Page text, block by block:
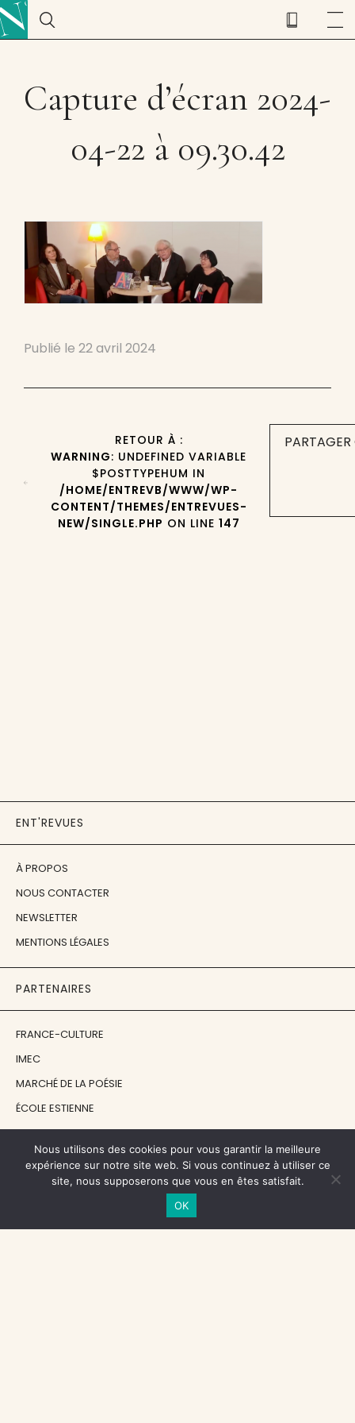
Capture d’écran 2024-
04-22 à 09.30.42
Publié le 22 avril 2024
RETOUR À :
WARNING: UNDEFINED VARIABLE
$POSTTYPEHUM IN
/HOME/ENTREVB/WWW/WP-
CONTENT/THEMES/ENTREVUES-
NEW/SINGLE.PHP ON LINE 147
ENT'REVUES
À PROPOS
NOUS CONTACTER
NEWSLETTER
MENTIONS LÉGALES
PARTENAIRES
FRANCE-CULTURE
IMEC
MARCHÉ DE LA POÉSIE
ÉCOLE ESTIENNE
LE GRAND CONTINENT
DIACRITIK
EN ATTENDANT NADEAU
NOS SOUTIENS
Nous utilisons des cookies pour vous garantir la meilleure
expérience sur notre site web. Si vous continuez à utiliser ce
site, nous supposerons que vous en êtes satisfait.
OK